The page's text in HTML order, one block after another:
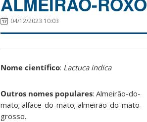
04/12/2023 10:03
Nome científico: Lactuca indica
Outros nomes populares: Almeirão-do-
mato; alface-do-mato; almeirão-do-mato-
grosso.